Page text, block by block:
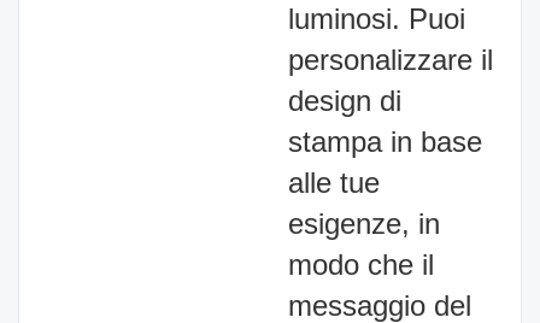
luminosi. Puoi
personalizzare il
design di
stampa in base
alle tue
esigenze, in
modo che il
messaggio del